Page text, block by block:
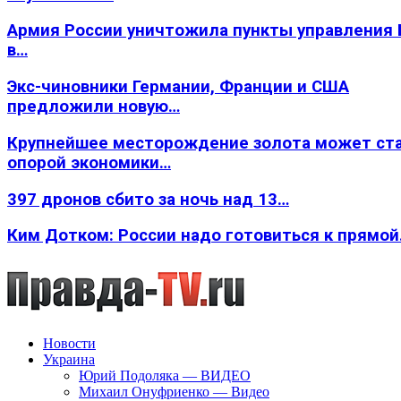
Армия России уничтожила пункты
в…
Экс-чиновники Германии, Франции и США
предложили новую…
Крупнейшее месторождение золота может
опорой экономики…
397 дронов сбито за ночь над 13…
Ким Дотком: России надо готовиться к
Новости
Украина
Юрий Подоляка — ВИДЕО
Михаил Онуфриенко — Видео